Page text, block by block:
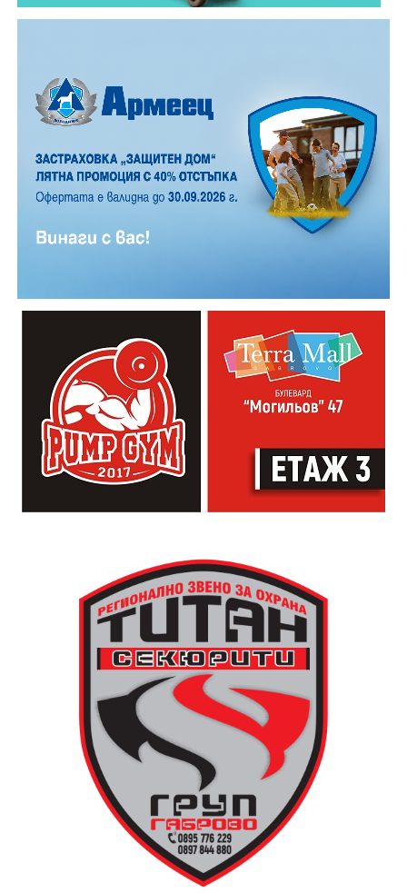
12 АВГУСТ (сряда)
19:00ч. „Книга за книга“ – донеси книга, вземи си
друга, обсъди заглавия и автори с други читатели
20:00ч. Концерт на група МОЛЕЦ, GoGo,
Zov&Vakavliev, Toria
21:30ч. Коктейли и музика
13 АВГУСТ (четвъртък)
19:00ч Групова тренировка с Йоанна Петрова от
20:00ч. Куиз вечер за обща култура
21:30ч. Прожекция на филма “Брънч за начинаещи”
Ще бъде хубаво – не някога и някъде, а тук и сега!
които свират на китара, да се включат – независимо
от професионалното им ниво. Събитието е различно
– то не е концерт, а споделено преживяване, в което
всеки участва по свой начин. Няма сцена или
официална програма, няма предварително обявени
изпълнители и разделение между публика и
артисти. Всеки е добре дошъл да пее, свири или
просто да преживее звездопад, изпълнен с музика,
падащи звезди и желания.
транспорт до местността Градище. Електрическият
автобус ще тръгне в 19:30 ч. от пл. „Възраждане“, а
обратно към града в 00:00 ч. – от паркинга до
поляната. Вземете със себе си връхна дреха и одеяло
или шалте! За повече информация тел. 0887907075.